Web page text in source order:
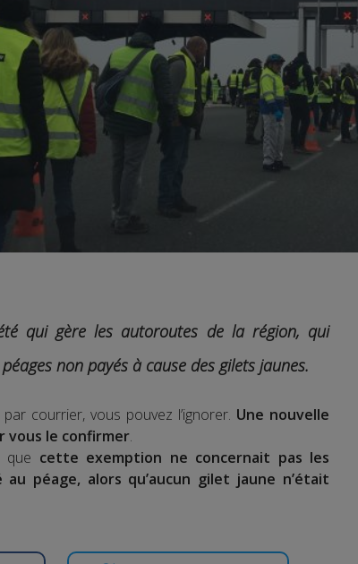
qui gère les autoroutes de la région, qui
non payés à cause des gilets jaunes.
courrier, vous pouvez l’ignorer. Une nouvelle
vous le confirmer.
cette exemption ne concernait pas les
péage, alors qu’aucun gilet jaune n’était